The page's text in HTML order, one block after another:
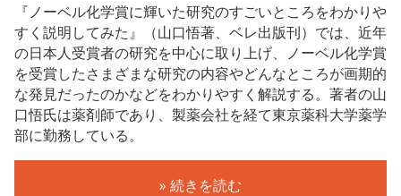
『ノーベル化学賞に輝いた研究のすごいところをわかりや
すく説明してみた』（山口悟著、ベレ出版刊）では、近年
の日本人受賞者の研究を中心に取り上げ、ノーベル化学賞
を受賞したさまざまな研究の内容やどんなところが画期的
な発見だったのかなどをわかりやすく解説する。著者の山
口悟氏は薬剤師であり、製薬会社を経て東京薬科大学薬学
部に勤務している。
» 続きを読む